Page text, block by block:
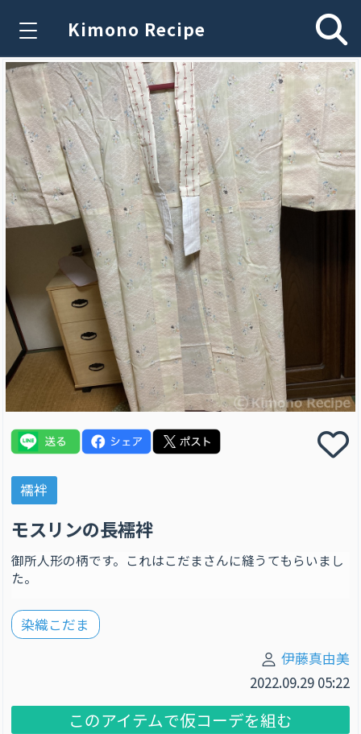
Kimono Recipe
襦袢
モスリンの長襦袢
御所人形の柄です。これはこだまさんに縫うてもらいまし
た。
染織こだま
伊藤真由美
2022.09.29 05:22
このアイテムで仮コーデを組む